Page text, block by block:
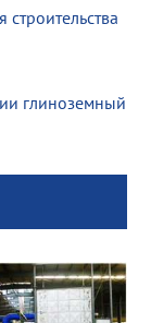
глиноземный